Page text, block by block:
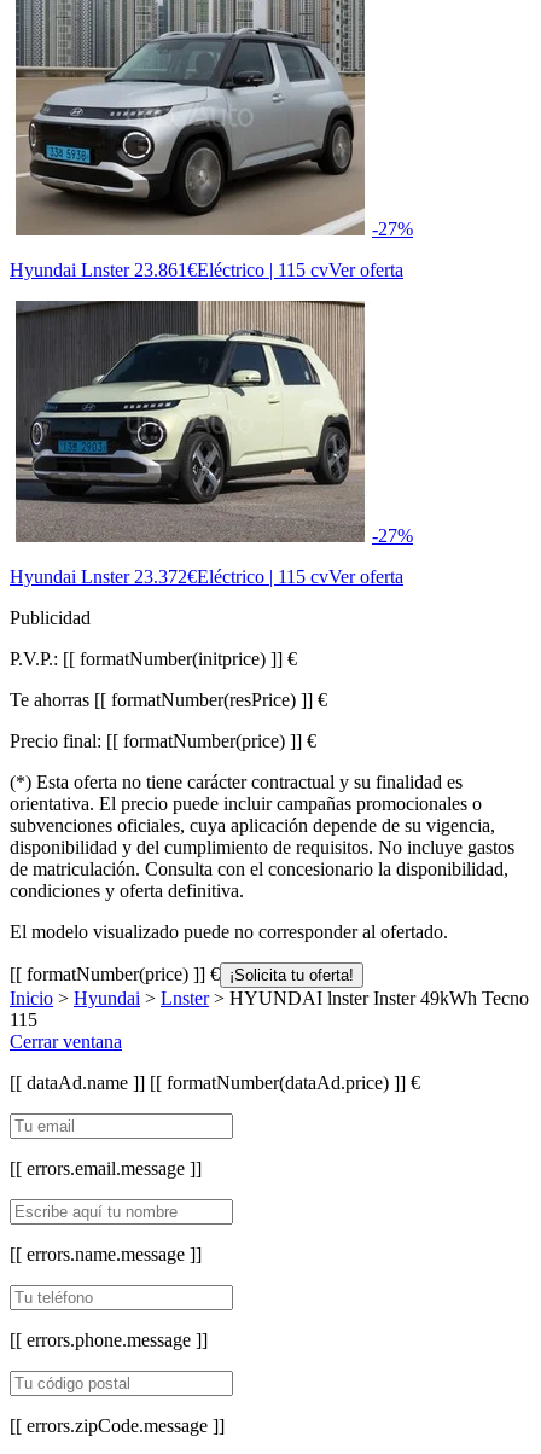
-27%
Hyundai Lnster 23.861€Eléctrico | 115 cvVer oferta
-27%
Hyundai Lnster 23.372€Eléctrico | 115 cvVer oferta
Publicidad
P.V.P.: [[ formatNumber(initprice) ]] €
Te ahorras [[ formatNumber(resPrice) ]] €
Precio final: [[ formatNumber(price) ]] €
(*) Esta oferta no tiene carácter contractual y su finalidad es
orientativa. El precio puede incluir campañas promocionales o
subvenciones oficiales, cuya aplicación depende de su vigencia,
disponibilidad y del cumplimiento de requisitos. No incluye gastos
de matriculación. Consulta con el concesionario la disponibilidad,
condiciones y oferta definitiva.
El modelo visualizado puede no corresponder al ofertado.
[[ formatNumber(price) ]] € ¡Solicita tu oferta!
Inicio > Hyundai > Lnster> HYUNDAI lnster Inster 49kWh Tecno
115
Cerrar ventana
[[ dataAd.name ]] [[ formatNumber(dataAd.price) ]] €
[[ errors.email.message ]]
[[ errors.name.message ]]
[[ errors.phone.message ]]
[[ errors.zipCode.message ]]